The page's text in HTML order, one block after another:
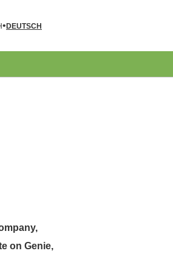
DEUTSCH
on Genie,